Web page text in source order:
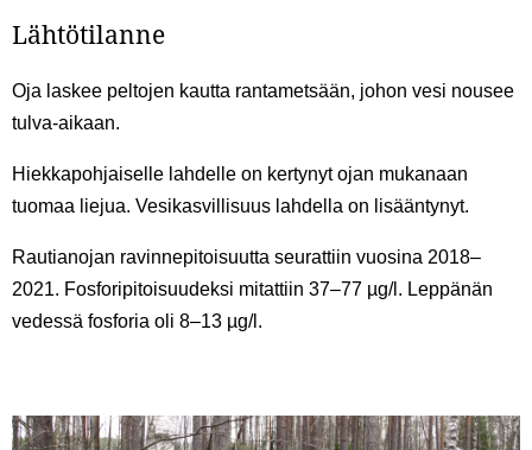
Lähtötilanne
Oja laskee peltojen kautta rantametsään, johon vesi nousee
tulva-aikaan.
Hiekkapohjaiselle lahdelle on kertynyt ojan mukanaan
tuomaa liejua. Vesikasvillisuus lahdella on lisääntynyt.
Rautianojan ravinnepitoisuutta seurattiin vuosina 2018–
2021. Fosforipitoisuudeksi mitattiin 37–77 µg/l. Leppänän
vedessä fosforia oli 8–13 µg/l.